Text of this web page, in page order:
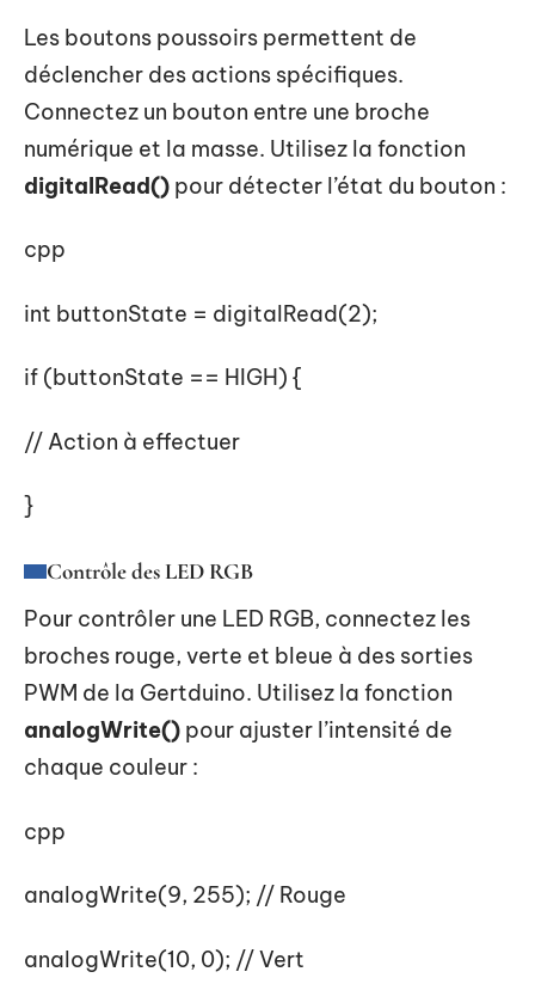
Les boutons poussoirs permettent de
déclencher des actions spécifiques.
Connectez un bouton entre une broche
numérique et la masse. Utilisez la fonction
digitalRead() pour détecter l’état du bouton :
cpp
int buttonState = digitalRead(2);
if (buttonState == HIGH) {
// Action à effectuer
}
Contrôle des LED RGB
Pour contrôler une LED RGB, connectez les
broches rouge, verte et bleue à des sorties
PWM de la Gertduino. Utilisez la fonction
analogWrite() pour ajuster l’intensité de
chaque couleur :
cpp
analogWrite(9, 255); // Rouge
analogWrite(10, 0); // Vert